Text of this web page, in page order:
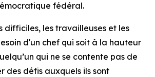
fédéral.
difficiles, les travailleuses et les
d'un chef qui soit à la hauteur
qui ne se contente pas de
des défis auxquels ils sont